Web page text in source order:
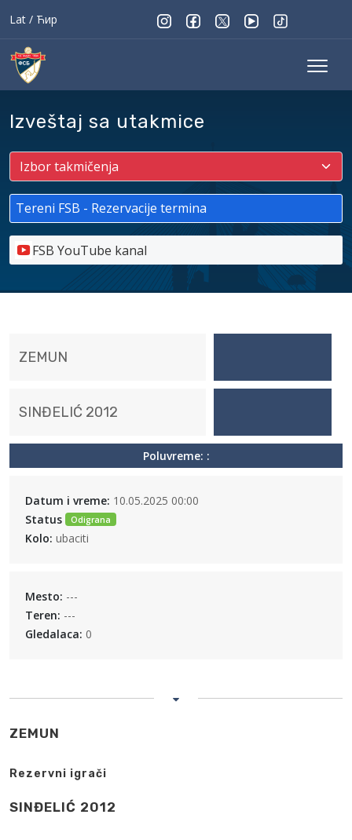
Lat / Ћир
Izveštaj sa utakmice
Tereni FSB - Rezervacije termina
FSB YouTube kanal
ZEMUN
SINĐELIĆ 2012
Poluvreme: :
Datum i vreme: 10.05.2025 00:00
Status
Odigrana
Kolo: ubaciti
Mesto: ---
Teren: ---
Gledalaca: 0
ZEMUN
Rezervni igrači
SINĐELIĆ 2012